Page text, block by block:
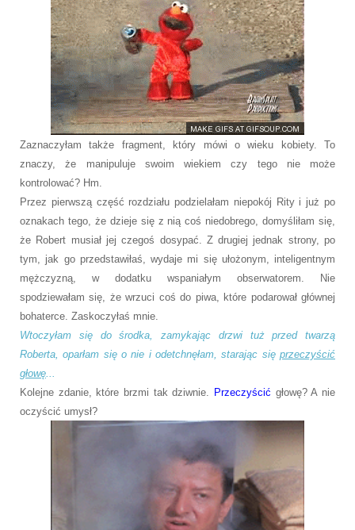
Zaznaczyłam także fragment, który mówi o wieku kobiety. To
znaczy, że manipuluje swoim wiekiem czy tego nie może
kontrolować? Hm.
Przez pierwszą część rozdziału podzielałam niepokój Rity i już po
oznakach tego, że dzieje się z nią coś niedobrego, domyśliłam się,
że Robert musiał jej czegoś dosypać. Z drugiej jednak strony, po
tym, jak go przedstawiłaś, wydaje mi się ułożonym, inteligentnym
mężczyzną, w dodatku wspaniałym obserwatorem. Nie
spodziewałam się, że wrzuci coś do piwa, które podarował głównej
bohaterce. Zaskoczyłaś mnie.
Wtoczyłam się do środka, zamykając drzwi tuż przed twarzą
Roberta, oparłam się o nie i odetchnęłam, starając się przeczyścić
głowę...
Kolejne zdanie, które brzmi tak dziwnie. Przeczyścić głowę? A nie
oczyścić umysł?